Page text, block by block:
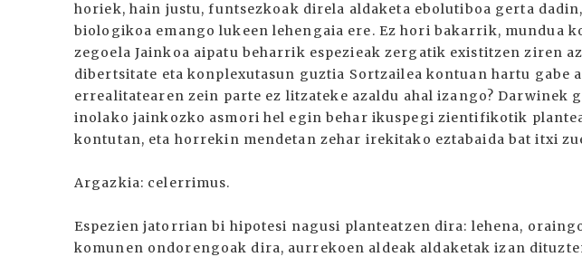
horiek, hain justu, funtsezkoak direla aldaketa ebolutiboa gerta
biologikoa emango lukeen lehengaia ere. Ez hori bakarrik, mundua
zegoela Jainkoa aipatu beharrik espezieak zergatik existitzen ziren
dibertsitate eta konplexutasun guztia Sortzailea kontuan hartu gabe
errealitatearen zein parte ez litzateke azaldu ahal izango? Darwinek
inolako jainkozko asmori hel egin behar ikuspegi zientifikotik
kontutan, eta horrekin mendetan zehar irekitako eztabaida bat itxi
Argazkia: celerrimus.
Espezien jatorrian bi hipotesi nagusi planteatzen dira: lehena,
komunen ondorengoak dira, aurrekoen aldeak aldaketak izan